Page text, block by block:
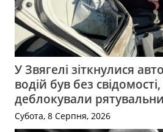
У Звягелі зіткнулися
водій був без
деблокували
Субота, 8 Серпня, 2026